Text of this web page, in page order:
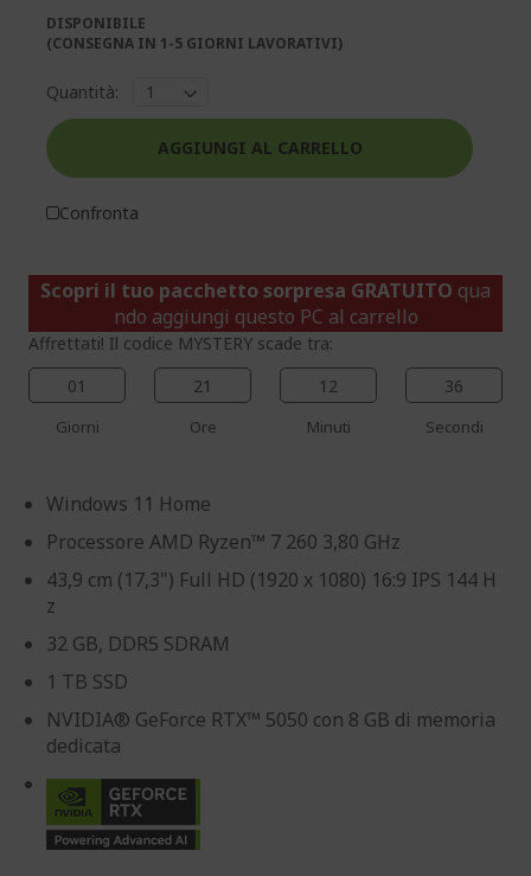
Scopri il tuo pacchetto sorpresa GRATUITO qua
ndo aggiungi questo PC al carrello
Affrettati! Il codice MYSTERY scade tra:
01
Giorni
21
Ore
12
Minuti
35
Secondi
Windows 11 Home
Processore AMD Ryzen™ 7 260 3,80 GHz
43,9 cm (17,3") Full HD (1920 x 1080) 16:9 IPS 144 H
z
32 GB, DDR5 SDRAM
1 TB SSD
NVIDIA® GeForce RTX™ 5050 con 8 GB di memoria
dedicata
DISPONIBILE
(CONSEGNA IN 1-5 GIORNI LAVORATIVI)
Quantità:
AGGIUNGI AL CARRELLO
Confronta